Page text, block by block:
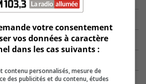
votre consentement
vos données à caractère
dans les cas suivants :
contenu personnalisés, mesure de
des publicités et du contenu, études